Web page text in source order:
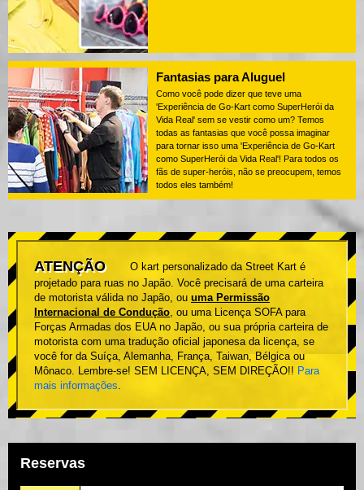
Fantasias para Aluguel
Como você pode dizer que teve uma
'Experiência de Go-Kart como SuperHerói da
Vida Real' sem se vestir como um? Temos
todas as fantasias que você possa imaginar
para tornar isso uma 'Experiência de Go-Kart
como SuperHerói da Vida Real'! Para todos os
fãs de super-heróis, não se preocupem, temos
todos eles também!
ATENÇÃO
O kart personalizado da Street Kart é
projetado para ruas no Japão. Você precisará de uma carteira
de motorista válida no Japão, ou uma Permissão
Internacional de Condução , ou uma Licença SOFA para
Forças Armadas dos EUA no Japão, ou sua própria carteira de
motorista com uma tradução oficial japonesa da licença, se
você for da Suíça, Alemanha, França, Taiwan, Bélgica ou
Mônaco. Lembre-se! SEM LICENÇA, SEM DIREÇÃO!! Para
mais informações
Reservas